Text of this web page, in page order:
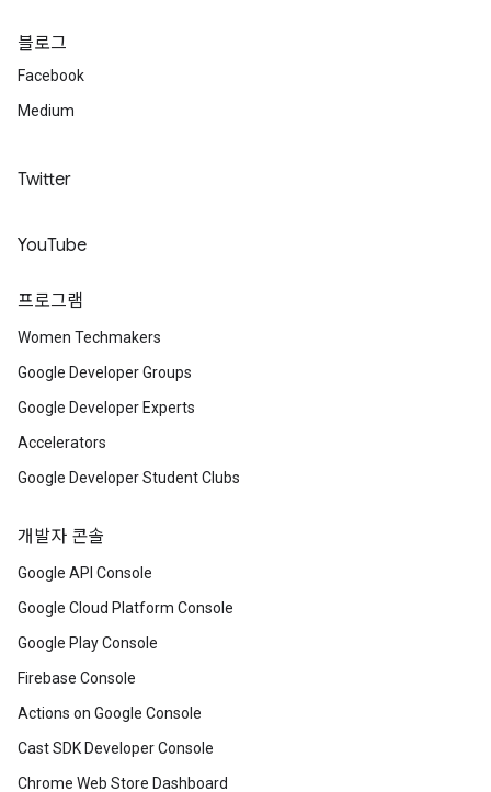
블로그
Facebook
Medium
Twitter
YouTube
프로그램
Women Techmakers
Google Developer Groups
Google Developer Experts
Accelerators
Google Developer Student Clubs
개발자 콘솔
Google API Console
Google Cloud Platform Console
Google Play Console
Firebase Console
Actions on Google Console
Cast SDK Developer Console
Chrome Web Store Dashboard